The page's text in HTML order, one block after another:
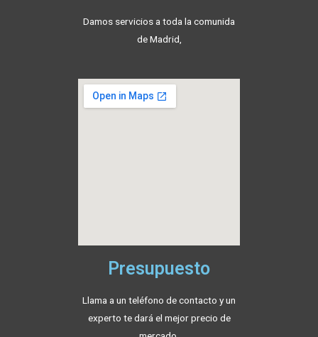
Damos servicios a toda la comunida
de Madrid,
Presupuesto
Llama a un teléfono de contacto y un
experto te dará el mejor precio de